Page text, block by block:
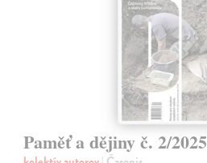
Paměť a dějiny č. 2/2025